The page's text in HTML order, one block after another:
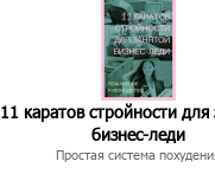
11 каратов стройности для
бизнес-леди
Простая система